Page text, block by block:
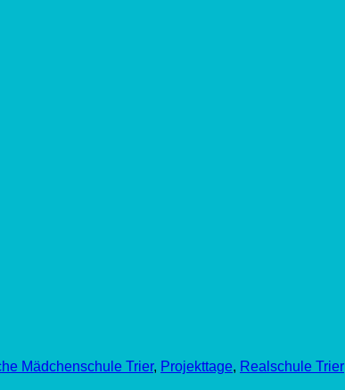
Mädchenschule Trier, Projekttage, Realschule Trier